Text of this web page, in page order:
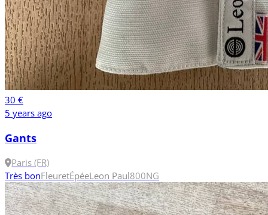
30 €
5 years ago
Gants
Paris (FR)
Très bonFleuretÉpéeLeon Paul800NG